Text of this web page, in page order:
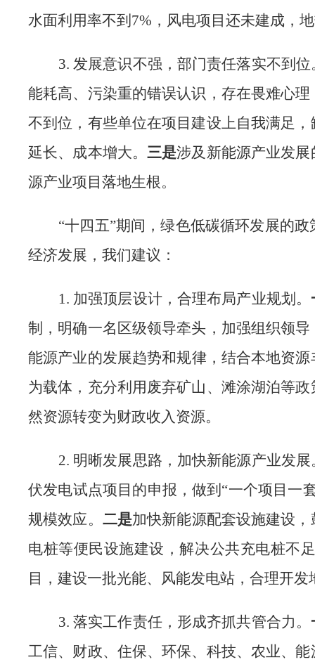
水面利用率不到 7% ，风电项目还未建成，
3.发展意识不强，部门责任落实不到位
能耗高、污染重的错误认识， 存在畏难心
不到位， 有些单位在项目建设上自我满足
延长、成本增大。三是涉及新能源产业发
源产业项目落地生根。
“十四五”期间，绿色低碳循环发展的
经济发展，我们建议：
1. 加强顶层设计，合理布局产业规划。
制，明确一名区级领导牵头，加强组织领
能源产业的发展趋势和规律，结合本地资源
为载体，充分利用废弃矿山、滩涂湖泊等
然资源转变为财政收入资源。
2. 明晰发展思路，加快新能源产业发展
伏发电试点项目的申报 ，做到 “一个项目一
规模效应。 二是加快新能源配套设施建设，
电桩等便民设施建设，解决公共充电桩不
目 ，建设一批光能、风能发电站，合理开发
3.落实工作责任，形成齐抓共管合力。
工信、财政、住保、环保、科技、农业、